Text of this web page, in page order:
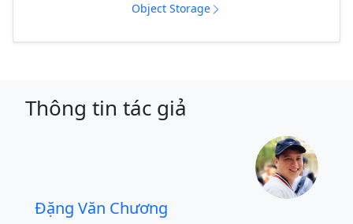
Object Storage
Thông tin tác giả
Đặng Văn Chương